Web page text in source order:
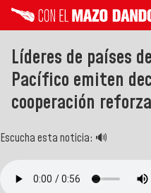
Líderes de países
Pacífico emiten
cooperación
Escucha esta noticia: 🔊